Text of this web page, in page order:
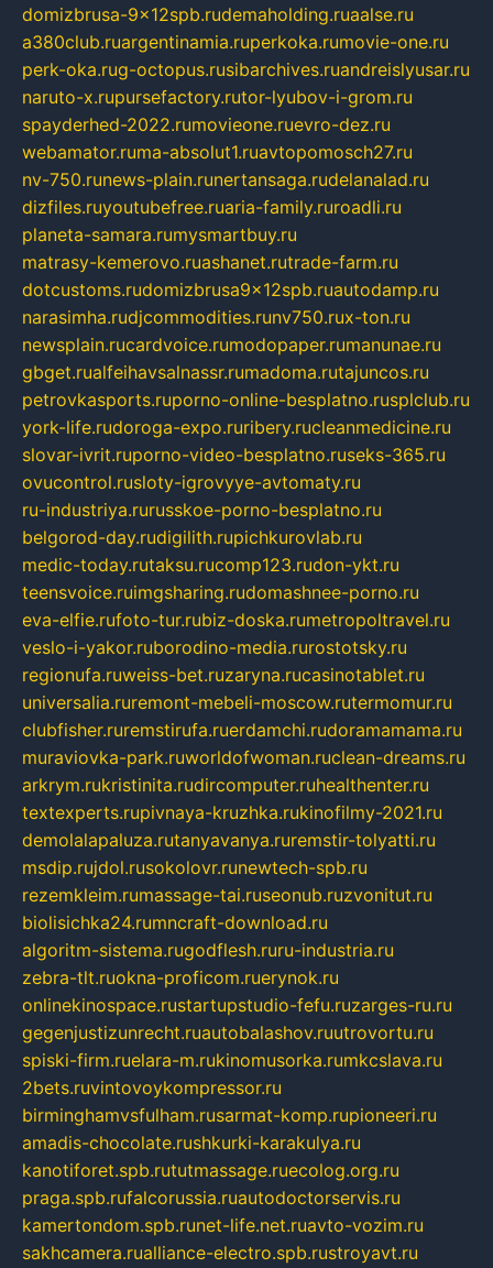
domizbrusa-9x12spb.rudemaholding.ruaalse.ru
a380club.ruargentinamia.ruperkoka.rumovie-one.ru
perk-oka.rug-octopus.rusibarchives.ruandreislyusar.ru
naruto-x.rupursefactory.rutor-lyubov-i-grom.ru
spayderhed-2022.rumovieone.ruevro-dez.ru
webamator.ruma-absolut1.ruavtopomosch27.ru
nv-750.runews-plain.runertansaga.rudelanalad.ru
dizfiles.ruyoutubefree.ruaria-family.ruroadli.ru
planeta-samara.rumysmartbuy.ru
matrasy-kemerovo.ruashanet.rutrade-farm.ru
dotcustoms.rudomizbrusa9x12spb.ruautodamp.ru
narasimha.rudjcommodities.runv750.rux-ton.ru
newsplain.rucardvoice.rumodopaper.rumanunae.ru
gbget.rualfeihavsalnassr.rumadoma.rutajuncos.ru
petrovkasports.ruporno-online-besplatno.rusplclub.ru
york-life.rudoroga-expo.ruribery.rucleanmedicine.ru
slovar-ivrit.ruporno-video-besplatno.ruseks-365.ru
ovucontrol.rusloty-igrovyye-avtomaty.ru
ru-industriya.rurusskoe-porno-besplatno.ru
belgorod-day.rudigilith.rupichkurovlab.ru
medic-today.rutaksu.rucomp123.rudon-ykt.ru
teensvoice.ruimgsharing.rudomashnee-porno.ru
eva-elfie.rufoto-tur.rubiz-doska.rumetropoltravel.ru
veslo-i-yakor.ruborodino-media.rurostotsky.ru
regionufa.ruweiss-bet.ruzaryna.rucasinotablet.ru
universalia.ruremont-mebeli-moscow.rutermomur.ru
clubfisher.ruremstirufa.ruerdamchi.rudoramamama.ru
muraviovka-park.ruworldofwoman.ruclean-dreams.ru
arkrym.rukristinita.rudircomputer.ruhealthenter.ru
textexperts.rupivnaya-kruzhka.rukinofilmy-2021.ru
demolalapaluza.rutanyavanya.ruremstir-tolyatti.ru
msdip.rujdol.rusokolovr.runewtech-spb.ru
rezemkleim.rumassage-tai.ruseonub.ruzvonitut.ru
biolisichka24.rumncraft-download.ru
algoritm-sistema.rugodflesh.ruru-industria.ru
zebra-tlt.ruokna-proficom.ruerynok.ru
onlinekinospace.rustartupstudio-fefu.ruzarges-ru.ru
gegenjustizunrecht.ruautobalashov.ruutrovortu.ru
spiski-firm.ruelara-m.rukinomusorka.rumkcslava.ru
2bets.ruvintovoykompressor.ru
birminghamvsfulham.rusarmat-komp.rupioneeri.ru
amadis-chocolate.rushkurki-karakulya.ru
kanotiforet.spb.rututmassage.ruecolog.org.ru
praga.spb.rufalcorussia.ruautodoctorservis.ru
kamertondom.spb.runet-life.net.ruavto-vozim.ru
sakhcamera.rualliance-electro.spb.rustroyavt.ru